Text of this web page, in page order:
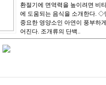
환절기에 면역력을 높이려면 비
에 도움되는 음식을 소개한다.
중요한 영양소인 아연이 풍부하
어진다. 조개류의 단백..